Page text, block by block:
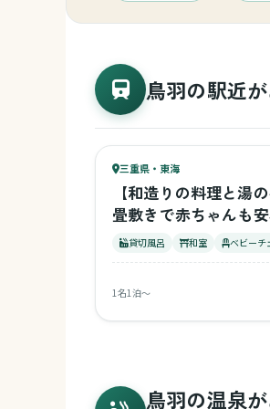
キッチン付き
鳥羽の駅近
44ベビー
45
三重県・東海
【和造りの料理と
畳敷きで赤ちゃんも
貸切風呂 和室 ベビーチ
1名1泊〜
鳥羽の温泉